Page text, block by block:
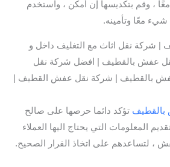
، وقم بتكديسها إن أمكن ، واستخدم
معًا وتأمينه.
شركة نقل اثاث مع التغليف داخل و
عفش بالقطيف | افضل شركة نقل
بالقطيف | شركة نقل عفش القطيف |
بالقطيف تؤكد دائما حرصها على صالح
المعلومات التي يحتاج اليها العملاء
، لتساعدهم على اتخاذ القرار الصحيح.